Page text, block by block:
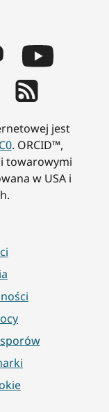
jest
. ORCID™,
towarowymi
w USA i